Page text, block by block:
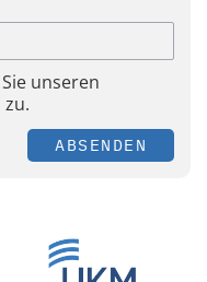
unseren
zu.
ABSENDEN